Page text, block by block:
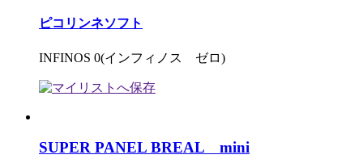
ピコリンネソフト
INFINOS 0(インフィノス ゼロ)
SUPER PANEL BREAL mini